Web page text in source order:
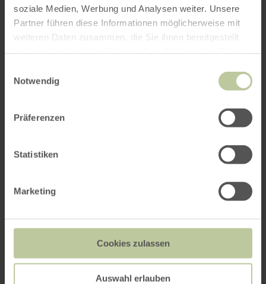
soziale Medien, Werbung und Analysen weiter. Unsere
Partner führen diese Informationen möglicherweise mit
weiteren Daten zusammen, die Sie ihnen bereitgestellt
Notwendig
Präferenzen
Statistiken
Marketing
Cookies zulassen
Auswahl erlauben
Weitere Veranstaltungen